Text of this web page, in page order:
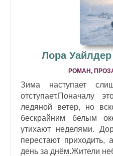
Лора
РОМАН,
Зима наступает
отступает.Поначалу
ледяной ветер, но
бескрайним белым
утихают неделями.
перестают приходить,
день за днём.Жители